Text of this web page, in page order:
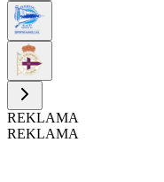
REKLAMA
REKLAMA